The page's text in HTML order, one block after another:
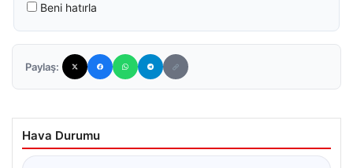
Beni hatırla
Paylaş:
Hava Durumu